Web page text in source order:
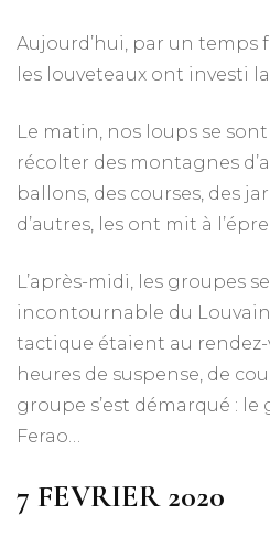
Aujourd’hui, par un temps
les louveteaux ont investi
Le matin, nos loups se
récolter des montagnes
ballons, des courses, des
d’autres, les ont mit à
L’après-midi, les groupes
incontournable du
tactique étaient au rendez-
heures de suspense, de
groupe s’est démarqué :
Ferao…
7 FEVRIER 2020